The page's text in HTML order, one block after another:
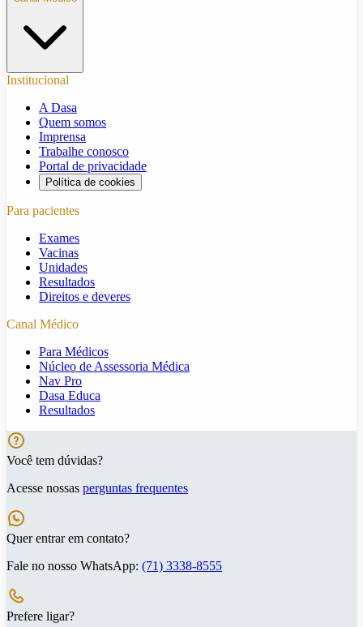
Institucional
A Dasa
Quem somos
Imprensa
Trabalhe conosco
Portal de privacidade
Política de cookies
Para pacientes
Exames
Vacinas
Unidades
Resultados
Direitos e deveres
Canal Médico
Para Médicos
Núcleo de Assessoria Médica
Nav Pro
Dasa Educa
Resultados
Você tem dúvidas?
Acesse nossas perguntas frequentes
Quer entrar em contato?
Fale no nosso WhatsApp: (71) 3338-8555
Prefere ligar?